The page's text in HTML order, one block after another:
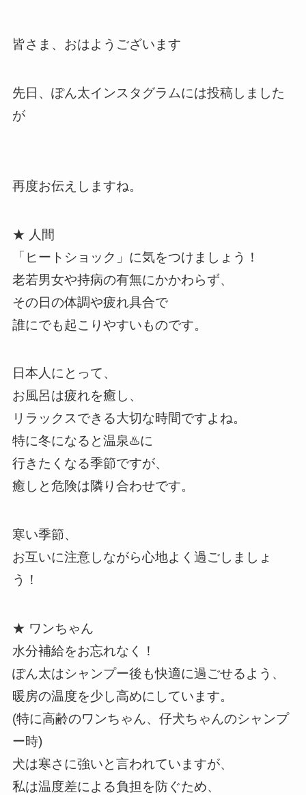
皆さま、おはようございます
先日、ぽん太インスタグラムには投稿しました
が
再度お伝えしますね。
★ 人間
「ヒートショック」に気をつけましょう！
老若男女や持病の有無にかかわらず、
その日の体調や疲れ具合で
誰にでも起こりやすいものです。
日本人にとって、
お風呂は疲れを癒し、
リラックスできる大切な時間ですよね。
特に冬になると温泉♨️に
行きたくなる季節ですが、
癒しと危険は隣り合わせです。
寒い季節、
お互いに注意しながら心地よく過ごしましょ
う！
★ ワンちゃん
水分補給をお忘れなく！
ぽん太はシャンプー後も快適に過ごせるよう、
暖房の温度を少し高めにしています。
(特に高齢のワンちゃん、仔犬ちゃんのシャンプ
ー時)
犬は寒さに強いと言われていますが、
私は温度差による負担を防ぐため、